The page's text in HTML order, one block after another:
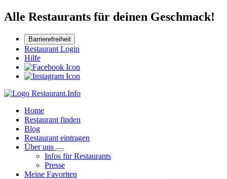
Alle Restaurants für deinen Geschmack!
Barrierefreiheit
Restaurant Login
Hilfe
Home
Restaurant finden
Blog
Restaurant eintragen
Über uns
Infos für Restaurants
Presse
Meine Favoriten